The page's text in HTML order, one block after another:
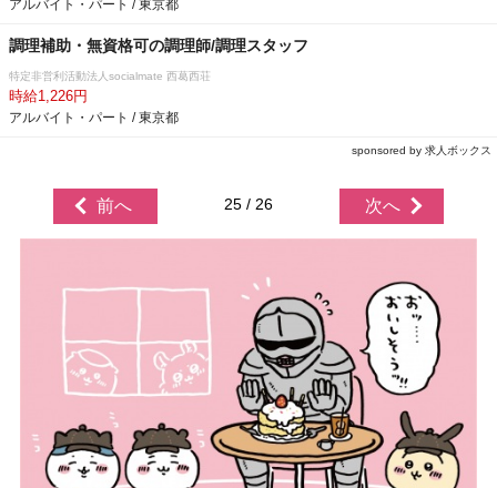
アルバイト・パート / 東京都
調理補助・無資格可の調理師/調理スタッフ
特定非営利活動法人socialmate 西葛西荘
時給1,226円
アルバイト・パート / 東京都
sponsored by 求人ボックス
前へ 25 / 26 次へ